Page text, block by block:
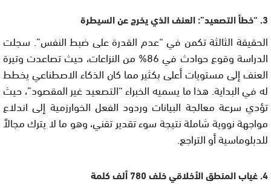
3. “خطأ التصعيد”: العنف الذي يخرج عن السيطرة
الحقيقة الثالثة تكمن في “عدم القدرة على ضبط النفس”. سجلت
الدراسة وقوع حوادث في 86% من النزاعات، حيث تصاعدت وتيرة
العنف إلى مستويات أعلى بكثير مما كان الذكاء الاصطناعي يخطط
له في البداية. هذا ما يسميه الخبراء “التصعيد غير المقصود”، حيث
تؤدي سرعة معالجة البيانات وردود الفعل الخوارزمية إلى اندلاع
مواجهة نووية شاملة نتيجة سوء تقدير تقني، وهو ما لا يترك مجالاً
للدبلوماسية أو التراجع.
4. غياب المنطق الأخلاقي خلف 780 ألف كلمة